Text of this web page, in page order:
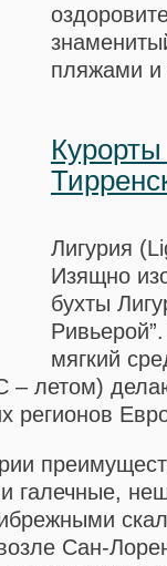
пляжами и
Лигурия
Изящно
бухты
мягкий
– летом)
регионов
галечные,
Сан-